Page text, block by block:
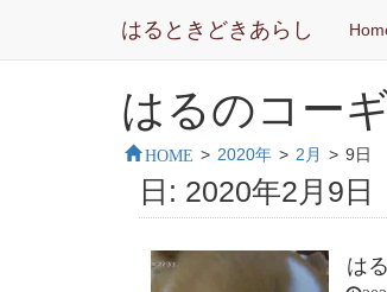
はるときどきあらし
はるのコー
HOME > 2020年 > 2月 > 9日
日: 2020年2月9日
は